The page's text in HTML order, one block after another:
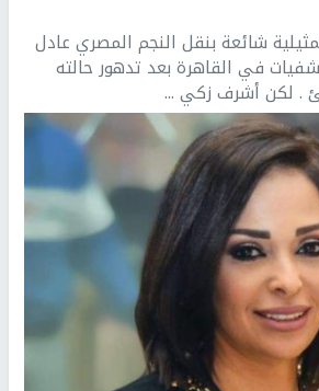
شائعة بنقل النجم المصري عادل
في القاهرة بعد تدهور حالته
. لكن أشرف زكي ...